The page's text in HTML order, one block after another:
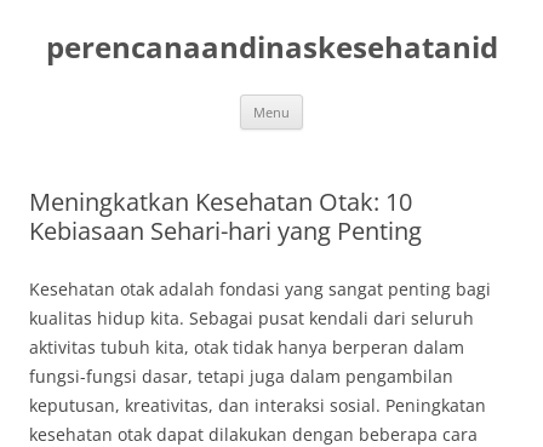
content
perencanaandinaskesehatanid
Menu
Meningkatkan Kesehatan Otak: 10
Kebiasaan Sehari-hari yang Penting
Kesehatan otak adalah fondasi yang sangat penting bagi
kualitas hidup kita. Sebagai pusat kendali dari seluruh
aktivitas tubuh kita, otak tidak hanya berperan dalam
fungsi-fungsi dasar, tetapi juga dalam pengambilan
keputusan, kreativitas, dan interaksi sosial. Peningkatan
kesehatan otak dapat dilakukan dengan beberapa cara